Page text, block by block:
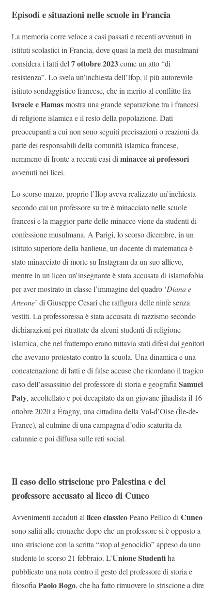
Episodi e situazioni nelle scuole in Francia
La memoria corre veloce a casi passati e recenti avvenuti in
istituti scolastici in Francia, dove quasi la metà dei musulmani
considera i fatti del 7 ottobre 2023come un atto “di
resistenza”. Lo svela un’inchiesta dell’Ifop, il più autorevole
istituto sondaggistico francese, che in merito al conflitto fra
Israele e Hamasmostra una grande separazione tra i francesi
di religione islamica e il resto della popolazione. Dati
preoccupanti a cui non sono seguiti precisazioni o reazioni da
parte dei responsabili della comunità islamica francese,
nemmeno di fronte a recenti casi di minacce ai professori
avvenuti nei licei.
Lo scorso marzo, proprio l’Ifop aveva realizzato un’inchiesta
secondo cui un professore su tre è minacciato nelle scuole
francesi e la maggior parte delle minacce viene da studenti di
confessione musulmana. A Parigi, lo scorso dicembre, in un
istituto superiore della banlieue, un docente di matematica è
stato minacciato di morte su Instagram da un suo allievo,
mentre in un liceo un’insegnante è stata accusata di islamofobia
per aver mostrato in classe l’immagine del quadro ‘Diana e
Atteone’ di Giuseppe Cesari che raffigura delle ninfe senza
vestiti. La professoressa è stata accusata di razzismo secondo
dichiarazioni poi ritrattate da alcuni studenti di religione
islamica, che nel frattempo erano tuttavia stati difesi dai genitori
che avevano protestato contro la scuola. Una dinamica e una
concatenazione di fatti e di false accuse che ricordano il tragico
caso dell’assassinio del professore di storia e geografia Samuel
Paty, accoltellato e poi decapitato da un giovane jihadista il 16
ottobre 2020 a Éragny, una cittadina della Val-d’Oise (Île-de-
France), al culmine di una campagna d’odio scaturita da
calunnie e poi diffusa sulle reti social.
Il caso dello striscione pro Palestina e del
professore accusato al liceo di Cuneo
Avvenimenti accaduti al liceo classicoPeano Pellico di Cuneo
sono saliti alle cronache dopo che un professore si è opposto a
uno striscione con la scritta “stop al genocidio” appeso da uno
studente lo scorso 21 febbraio. L’Unione Studentiha
pubblicato una nota contro il gesto del professore di storia e
filosofia Paolo Bogo, che ha fatto rimuovere lo striscione a dire